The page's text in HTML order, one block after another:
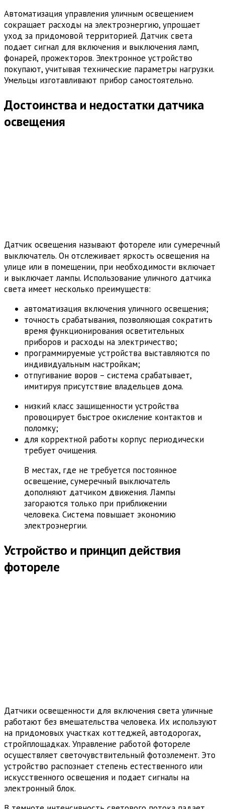
Автоматизация управления уличным освещением
сокращает расходы на электроэнергию, упрощает
уход за придомовой территорией. Датчик света
подает сигнал для включения и выключения ламп,
фонарей, прожекторов. Электронное устройство
покупают, учитывая технические параметры нагрузки.
Умельцы изготавливают прибор самостоятельно.
Достоинства и недостатки датчика
освещения
Датчик освещения называют фотореле или сумеречный
выключатель. Он отслеживает яркость освещения на
улице или в помещении, при необходимости включает
и выключает лампы. Использование уличного датчика
света имеет несколько преимуществ:
автоматизация включения уличного освещения;
точность срабатывания, позволяющая сократить
время функционирования осветительных
приборов и расходы на электричество;
программируемые устройства выставляются по
индивидуальным настройкам;
отпугивание воров – система срабатывает,
имитируя присутствие владельцев дома.
низкий класс защищенности устройства
провоцирует быстрое окисление контактов и
поломку;
для корректной работы корпус периодически
требует очищения.
В местах, где не требуется постоянное
освещение, сумеречный выключатель
дополняют датчиком движения. Лампы
загораются только при приближении
человека. Система повышает экономию
электроэнергии.
Устройство и принцип действия
фотореле
Датчики освещенности для включения света уличные
работают без вмешательства человека. Их используют
на придомовых участках коттеджей, автодорогах,
стройплощадках. Управление работой фотореле
осуществляет светочувствительный фотоэлемент. Это
устройство распознает степень естественного или
искусственного освещения и подает сигналы на
электронный блок.